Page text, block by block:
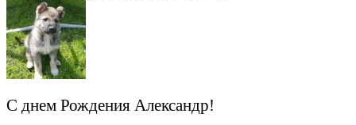
С днем Рождения Александр!